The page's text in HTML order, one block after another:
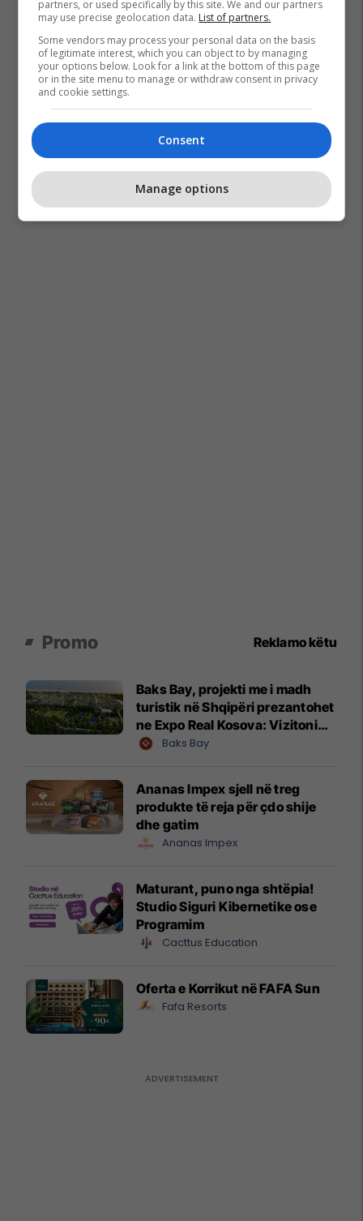
Start Up Stikk
Promo Reklamo këtu
Baks Bay, projekti me i madh
turistik në Shqipëri prezantohet
ne Expo Real Kosova: Vizitoni
shtandin dhe zbuloni
Baks Bay
Ananas Impex sjell në treg
produkte të reja për çdo shije
dhe gatim
Ananas Impex
Maturant, puno nga shtëpia!
Studio Siguri Kibernetike ose
Programim
Cacttus Education
Oferta e Korrikut në FAFA Sun
Fafa Resorts
partners, or used specifically by this site. We and our partners
may use precise geolocation data. List of partners.
Some vendors may process your personal data on the basis
of legitimate interest, which you can object to by managing
your options below. Look for a link at the bottom of this page
or in the site menu to manage or withdraw consent in privacy
and cookie settings.
Consent
Manage options